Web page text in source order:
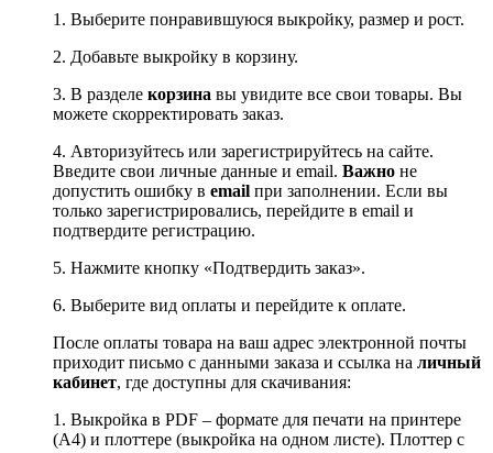
1. Выберите понравившуюся выкройку, размер и рост.
2. Добавьте выкройку в корзину.
3. В разделе корзина вы увидите все свои товары. Вы
можете скорректировать заказ.
4. Авторизуйтесь или зарегистрируйтесь на сайте.
Введите свои личные данные и email. Важно не
допустить ошибку в email при заполнении. Если вы
только зарегистрировались, перейдите в email и
подтвердите регистрацию.
5. Нажмите кнопку «Подтвердить заказ».
6. Выберите вид оплаты и перейдите к оплате.
После оплаты товара на ваш адрес электронной почты
приходит письмо с данными заказа и ссылка на личный
кабинет, где доступны для скачивания:
1. Выкройка в PDF – формате для печати на принтере
(А4) и плоттере (выкройка на одном листе). Плоттер с